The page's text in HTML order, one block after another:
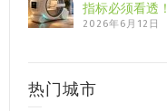
指标必须看透！
2026年6月12日
热门城市